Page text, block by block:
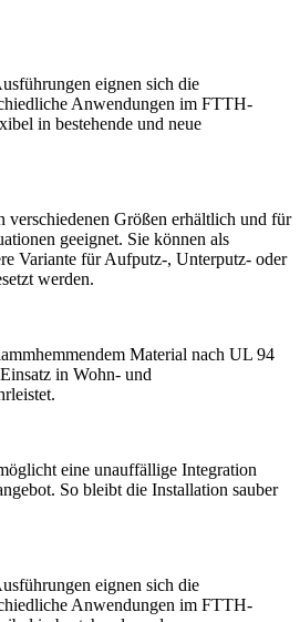
eignen sich die
Anwendungen im FTTH-
in bestehende und neue
verschiedenen Größen erhältlich und für
geeignet. Sie können als
Variante für Aufputz-, Unterputz- oder
werden.
Material nach UL 94
in Wohn- und
eine unauffällige Integration
So bleibt die Installation sauber
eignen sich die
Anwendungen im FTTH-